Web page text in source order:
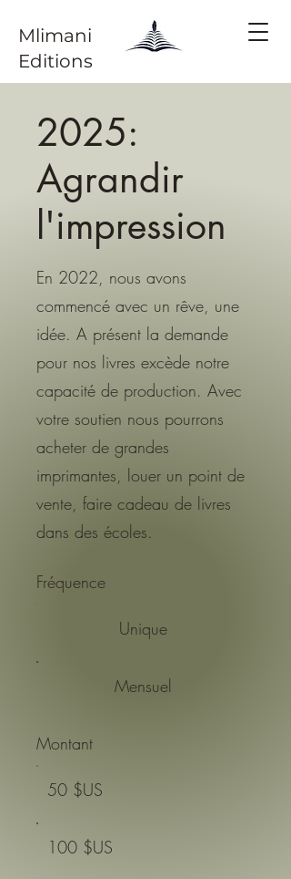
Mlimani
Editions
2025:
Agrandir
l'impression
En 2022, nous avons
commencé avec un rêve, une
idée. A présent la demande
pour nos livres excède notre
capacité de production. Avec
votre soutien nous pourrons
acheter de grandes
imprimantes, louer un point de
vente, faire cadeau de livres
dans des écoles.
Fréquence
Unique
Mensuel
Montant
50 $US
100 $US